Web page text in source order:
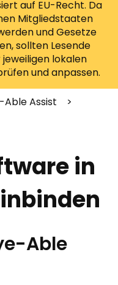
auf EU-Recht. Da
Mitgliedstaaten
und Gesetze
sollten Lesende
lokalen
und anpassen.
Able Assist
in
Able